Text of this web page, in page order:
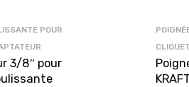
POUR
3/8″ pour